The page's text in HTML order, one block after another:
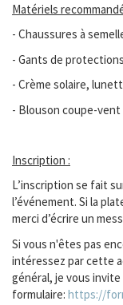
Matériels
- Chaussures à
- Gants de
- Crème solaire,
- Blouson coupe-
Inscription :
L’inscription se fait
l’événement. Si la
merci d’écrire un
Si vous n'êtes pas
intéressez par cette
général, je vous
formulaire: https://